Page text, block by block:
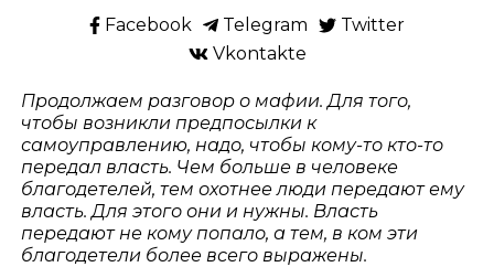
Facebook Telegram
Twitter
Vkontakte
Продолжаем разговор о мафии. Для того,
чтобы возникли предпосылки к
самоуправлению, надо, чтобы кому-то кто-то
передал власть. Чем больше в человеке
благодетелей, тем охотнее люди передают ему
власть. Для этого они и нужны. Власть
передают не кому попало, а тем, в ком эти
благодетели более всего выражены.